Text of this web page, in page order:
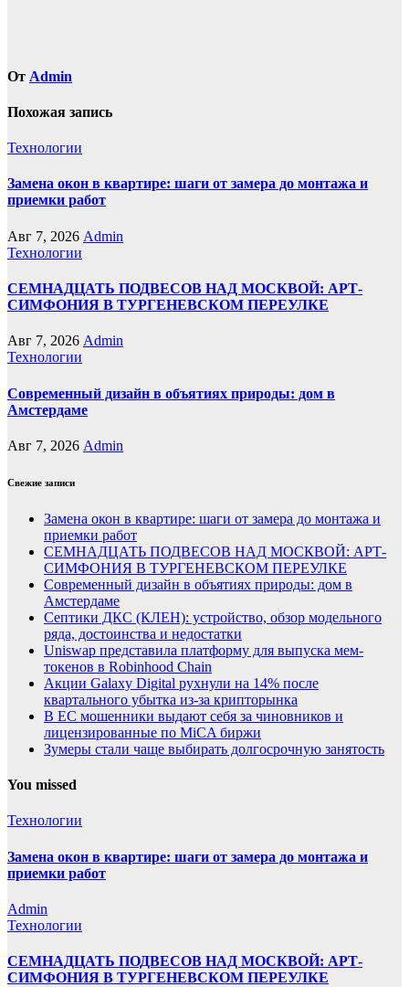
От Admin
Похожая запись
Технологии
Замена окон в квартире: шаги от замера до монтажа и
приемки работ
Авг 7, 2026 Admin
Технологии
СЕМНАДЦАТЬ ПОДВЕСОВ НАД МОСКВОЙ: АРТ-
СИМФОНИЯ В ТУРГЕНЕВСКОМ ПЕРЕУЛКЕ
Авг 7, 2026 Admin
Технологии
Современный дизайн в объятиях природы: дом в
Амстердаме
Авг 7, 2026 Admin
Свежие записи
Замена окон в квартире: шаги от замера до монтажа и
приемки работ
СЕМНАДЦАТЬ ПОДВЕСОВ НАД МОСКВОЙ: АРТ-
СИМФОНИЯ В ТУРГЕНЕВСКОМ ПЕРЕУЛКЕ
Современный дизайн в объятиях природы: дом в
Амстердаме
Септики ДКС (КЛЕН): устройство, обзор модельного
ряда, достоинства и недостатки
Uniswap представила платформу для выпуска мем-
токенов в Robinhood Chain
Акции Galaxy Digital рухнули на 14% после
квартального убытка из-за крипторынка
В ЕС мошенники выдают себя за чиновников и
лицензированные по MiCA биржи
Зумеры стали чаще выбирать долгосрочную занятость
You missed
Технологии
Замена окон в квартире: шаги от замера до монтажа и
приемки работ
Admin
Технологии
СЕМНАДЦАТЬ ПОДВЕСОВ НАД МОСКВОЙ: АРТ-
СИМФОНИЯ В ТУРГЕНЕВСКОМ ПЕРЕУЛКЕ